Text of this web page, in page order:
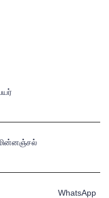
தேர்வு பைண்ட்
பொருத்தம் பைண்ட்
பண்புகள் பிரிக்கப்பட்ட
தகவல்
உயர் தரமான பண்ணை
முழுவதும் ஈர்வாய்ந்த
WhatsApp